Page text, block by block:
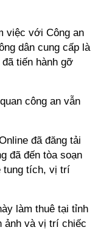
việc với Công an
dân cung cấp là
tiến hành gỡ
công an vẫn
đã đăng tải
đã đến tòa soạn
tung tích, vị trí
làm thuê tại tỉnh
ảnh và vị trí chiếc